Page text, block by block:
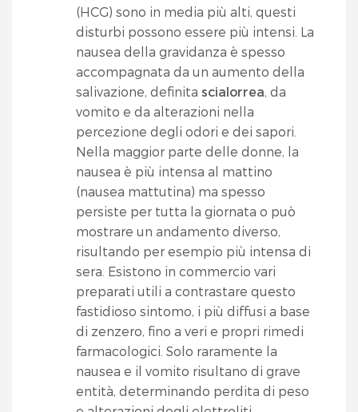
(HCG) sono in media più alti, questi
disturbi possono essere più intensi. La
nausea della gravidanza è spesso
accompagnata da un aumento della
salivazione, definita scialorrea, da
vomito e da alterazioni nella
percezione degli odori e dei sapori.
Nella maggior parte delle donne, la
nausea è più intensa al mattino
(nausea mattutina) ma spesso
persiste per tutta la giornata o può
mostrare un andamento diverso,
risultando per esempio più intensa di
sera. Esistono in commercio vari
preparati utili a contrastare questo
fastidioso sintomo, i più diffusi a base
di zenzero, fino a veri e propri rimedi
farmacologici. Solo raramente la
nausea e il vomito risultano di grave
entità, determinando perdita di peso